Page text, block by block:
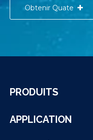
Obtenir Quate
PRODUITS
APPLICATION